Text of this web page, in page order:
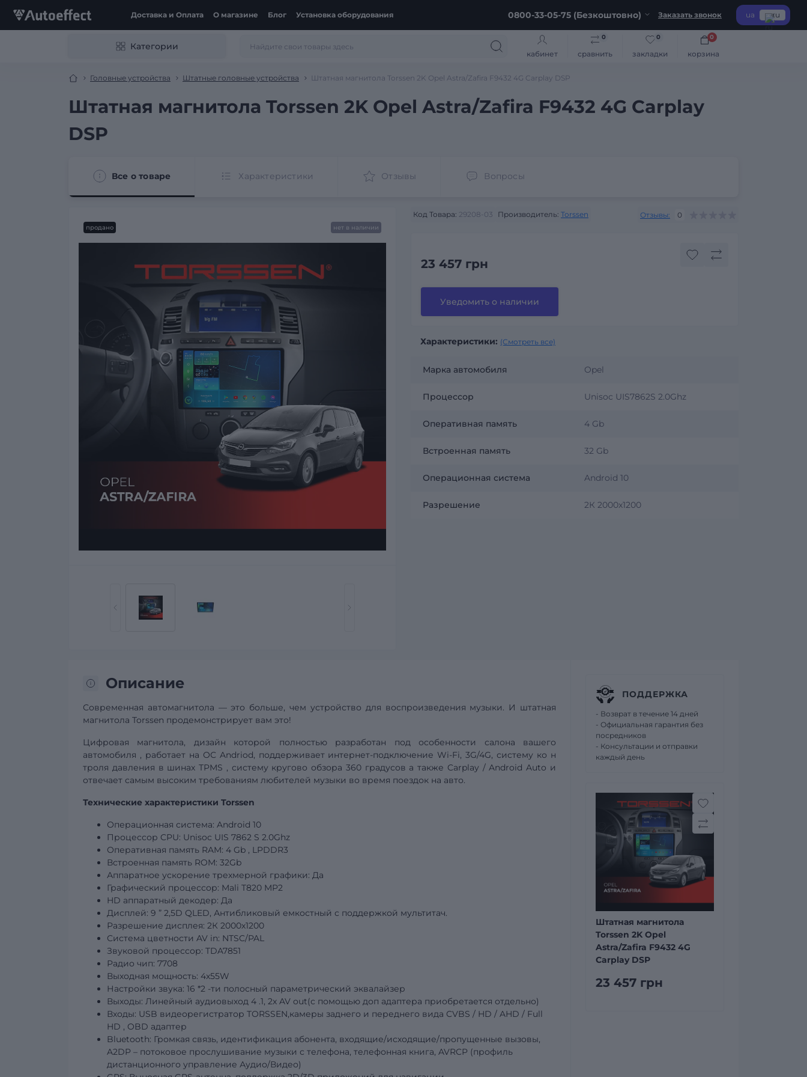
Доставка и Оплата О магазине Блог Установка оборудования 0800-33-05-75 (Безкоштовно) Заказать звонок ua ru
Категории
кабинет сравнить
0
закладки
0
корзина
0
Головные устройства Штатные головные устройства Штатная магнитола Torssen 2K Opel Astra/Zafira F9432 4G Carplay DSP
Штатная магнитола Torssen 2K Opel Astra/Zafira F9432 4G Carplay
DSP
Все о товаре Характеристики Отзывы Вопросы
продано нет в наличии
Код Товара: 29208-03 Производитель: Torssen Отзывы: 0
23 457 грн
Уведомить о наличии
Характеристики: (Смотреть все)
Марка автомобиля Opel
Процессор Unisoc UIS7862S 2.0Ghz
Оперативная память 4 Gb
Встроенная память 32 Gb
Операционная система Android 10
Разрешение 2К 2000x1200
Описание
Современная автомагнитола — это больше, чем устройство для воспроизведения музыки. И штатная
магнитола Torssen продемонстрирует вам это!
Цифровая магнитола, дизайн которой полностью разработан под особенности салона вашего
автомобиля , работает на ОС Andriod, поддерживает интернет-подключение Wi-Fi, 3G/4G, систему ко н
троля давления в шинахTPMS , систему кругово обзора 360 градусов а также Carplay / Android Auto и
отвечает самым высоким требованиям любителей музыки во время поездок на авто.
Технические характеристики Torssen
Операционная система: Android 10
Процессор CPU: Unisoc UIS 7862 S 2.0Ghz
Оперативная память RAM: 4 Gb , LPDDR3
Встроенная память ROM: 32Gb
Аппаратное ускорение трехмерной графики: Да
Графический процессор: Mali T820 MP2
HD аппаратный декодер: Да
Дисплей: 9 ” 2,5D QLED, Антибликовый емкостный с поддержкой мультитач.
Разрешение дисплея: 2К 2000х1200
Система цветности AV in: NTSC/PAL
Звуковой процессор: TDA7851
Радио чип: 7708
Выходная мощность: 4х55W
Настройки звука: 16 *2 -ти полосный параметрический эквалайзер
Выходы: Линейный аудиовыход 4 .1, 2x AV out(с помощью доп адаптера приобретается отдельно)
Входы: USB видеорегистратор TORSSEN,камеры заднего и переднего вида CVBS / HD / AHD / Full
HD , OBD адаптер
Bluetooth: Громкая связь, идентификация абонента, входящие/исходящие/пропущенные вызовы,
A2DP – потоковое прослушивание музыки с телефона, телефонная книга, AVRCP (профиль
дистанционного управление Аудио/Видео)
ПОДДЕРЖКА
- Возврат в течение 14 дней
- Официальная гарантия без
посредников
- Консультации и отправки
каждый день
Штатная магнитола
Torssen 2K Opel
Astra/Zafira F9432 4G
Carplay DSP
23 457 грн